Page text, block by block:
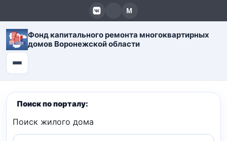
Фонд капитального ремонта многоквартирных
домов Воронежской области
Поиск по порталу:
Поиск жилого дома